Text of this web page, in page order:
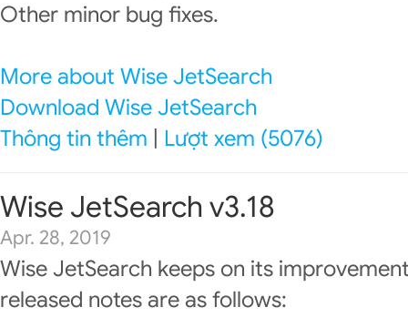
Other minor bug fixes.
More about Wise JetSearch
Download Wise JetSearch
Thông tin thêm
Lượt xem (5076)
Wise JetSearch v3.18
Apr. 28, 2019
Wise JetSearch keeps on its
released notes are as follows: